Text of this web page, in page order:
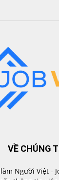
VỀ CHÚNG
Người Việt -